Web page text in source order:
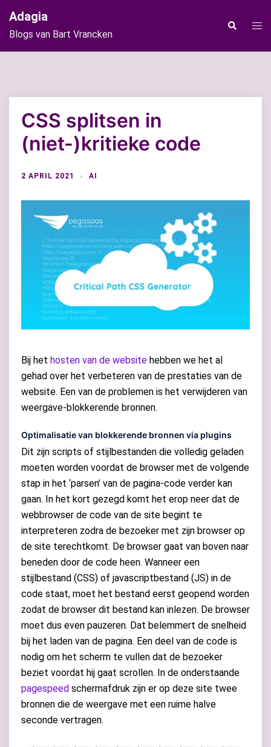
naar
de
inhoud
Adagia
Blogs van Bart Vrancken
Zoeken
CSS splitsen in
(niet-)kritieke code
2 APRIL 2021 AI
Bij het hosten van de website hebben we het al
gehad over het verbeteren van de prestaties van de
website. Een van de problemen is het verwijderen van
weergave-blokkerende bronnen.
Optimalisatie van blokkerende bronnen via plugins
Dit zijn scripts of stijlbestanden die volledig geladen
moeten worden voordat de browser met de volgende
stap in het ‘parsen’ van de pagina-code verder kan
gaan. In het kort gezegd komt het erop neer dat de
webbrowser de code van de site begint te
interpreteren zodra de bezoeker met zijn browser op
de site terechtkomt. De browser gaat van boven naar
beneden door de code heen. Wanneer een
stijlbestand (CSS) of javascriptbestand (JS) in de
code staat, moet het bestand eerst geopend worden
zodat de browser dit bestand kan inlezen. De browser
moet dus even pauzeren. Dat belemmert de snelheid
bij het laden van de pagina. Een deel van de code is
nodig om het scherm te vullen dat de bezoeker
beziet voordat hij gaat scrollen. In de onderstaande
pagespeed schermafdruk zijn er op deze site twee
bronnen die de weergave met een ruime halve
seconde vertragen.